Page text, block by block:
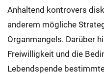
Anhaltend kontrovers
anderem mögliche
Organmangels. Darüber
Freiwilligkeit und die
Lebendspende